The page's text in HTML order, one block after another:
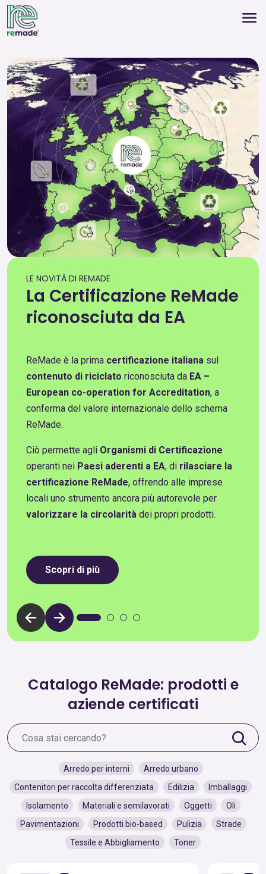
LE NOVITÀ DI REMADE
La Certificazione ReMade
riconosciuta da EA
ReMade è la prima certificazione italiana sul
contenuto di riciclato riconosciuta da EA –
European co-operation for Accreditation, a
conferma del valore internazionale dello schema
ReMade.
Ciò permette agli Organismi di Certificazione
operanti nei Paesi aderenti a EA, di rilasciare la
certificazione ReMade, offrendo alle imprese
locali uno strumento ancora più autorevole per
valorizzare la circolarità dei propri prodotti.
Scopri di più
Catalogo ReMade: prodotti e
aziende certificati
Arredo per interni
Arredo urbano
Contenitori per raccolta differenziata
Edilizia
Imballaggi
Isolamento
Materiali e semilavorati Oggetti
Oli
Pavimentazioni
Prodotti bio-based Pulizia
Strade
Tessile e Abbigliamento
Toner